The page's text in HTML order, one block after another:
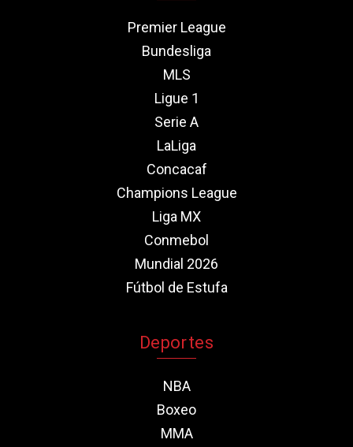
Premier League
Bundesliga
MLS
Ligue 1
Serie A
LaLiga
Concacaf
Champions League
Liga MX
Conmebol
Mundial 2026
Fútbol de Estufa
Deportes
NBA
Boxeo
MMA